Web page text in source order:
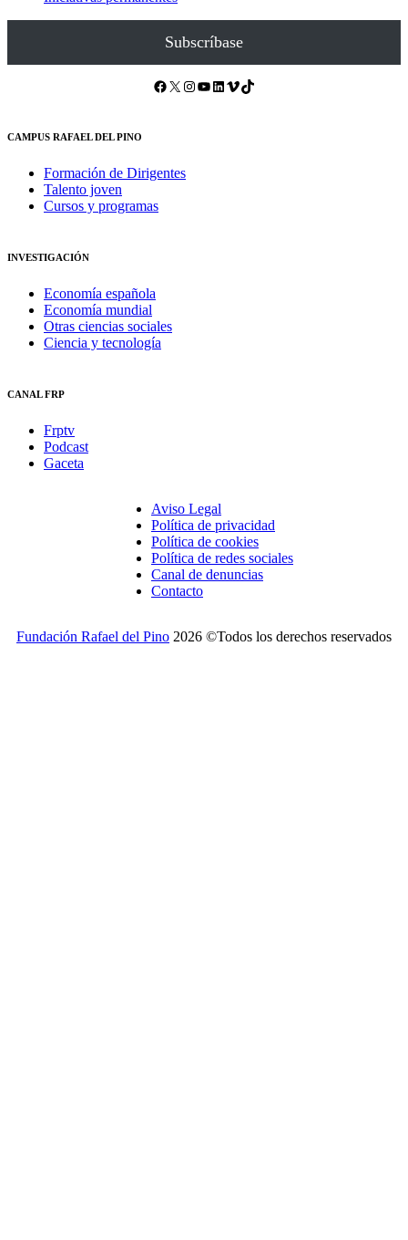
Subscríbase
Facebook X Instagram YouTube LinkedIn Vimeo TikTok
CAMPUS RAFAEL DEL PINO
Formación de Dirigentes
Talento joven
Cursos y programas
INVESTIGACIÓN
Economía española
Economía mundial
Otras ciencias sociales
Ciencia y tecnología
CANAL FRP
Frptv
Podcast
Gaceta
Aviso Legal
Política de privacidad
Política de cookies
Política de redes sociales
Canal de denuncias
Contacto
Fundación Rafael del Pino 2026 ©Todos los derechos reservados